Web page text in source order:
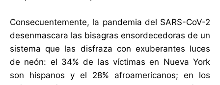
Consecuentemente, la pandemia del SARS-CoV-2
desenmascara las bisagras ensordecedoras de un
sistema que las disfraza con exuberantes luces
de neón: el 34% de las víctimas en Nueva York
son hispanos y el 28% afroamericanos; en los